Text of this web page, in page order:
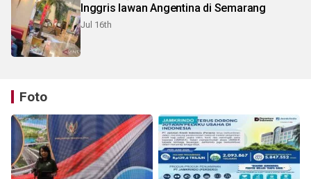
Inggris lawan Angentina di Semarang
Jul 16th
Foto